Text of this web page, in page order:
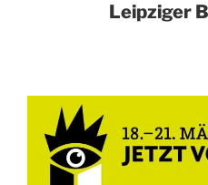
Leipziger